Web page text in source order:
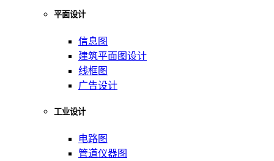
平面设计
信息图
建筑平面图设计
线框图
广告设计
工业设计
电路图
管道仪器图